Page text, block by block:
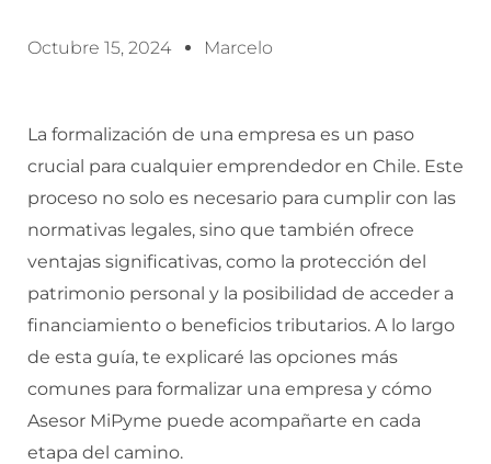
Octubre 15, 2024 Marcelo
La formalización de una empresa es un paso
crucial para cualquier emprendedor en Chile. Este
proceso no solo es necesario para cumplir con las
normativas legales, sino que también ofrece
ventajas significativas, como la protección del
patrimonio personal y la posibilidad de acceder a
financiamiento o beneficios tributarios. A lo largo
de esta guía, te explicaré las opciones más
comunes para formalizar una empresa y cómo
Asesor MiPyme puede acompañarte en cada
etapa del camino.